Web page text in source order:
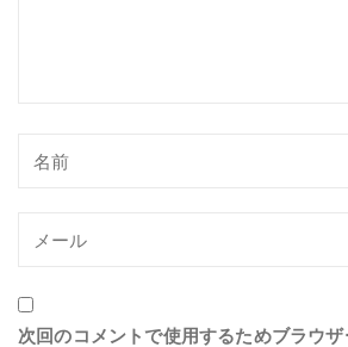
次回のコメントで使用するためブラウ